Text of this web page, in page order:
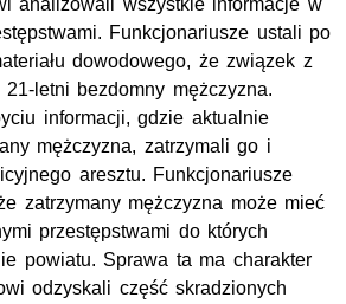
Funkcjonariusze ustali po
dowodowego, że związek z
letni bezdomny mężczyzna.
informacji, gdzie aktualnie
mężczyzna, zatrzymali go i
aresztu. Funkcjonariusze
zatrzymany mężczyzna może mieć
przestępstwami do których
powiatu. Sprawa ta ma charakter
odzyskali część skradzionych